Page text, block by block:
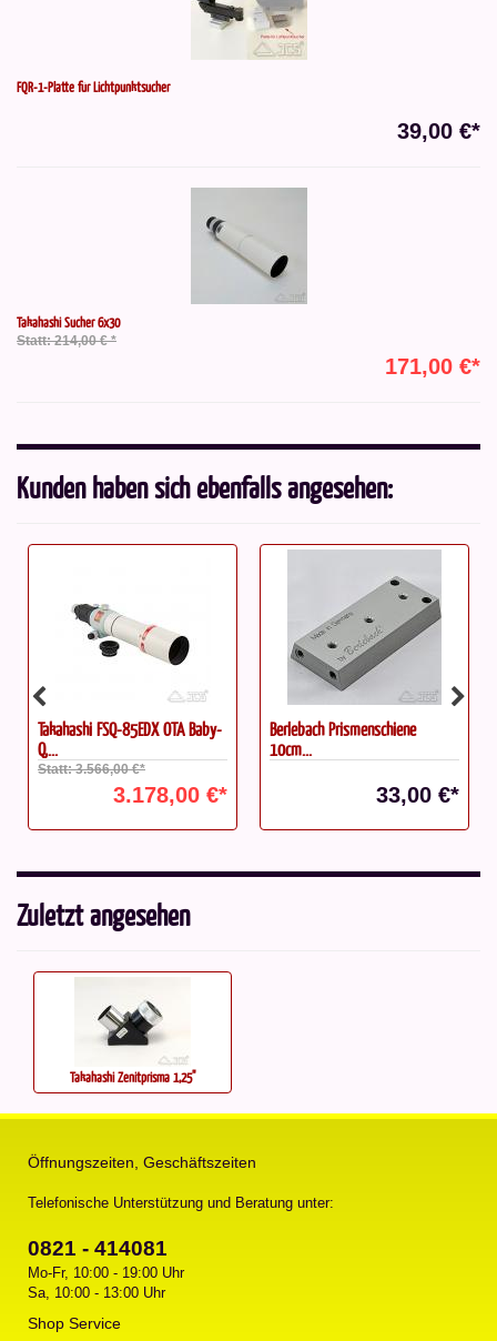
FQR-1-Platte für Lichtpunktsucher
39,00 €*
Takahashi Sucher 6x30
Statt: 214,00 € *
171,00 €*
Kunden haben sich ebenfalls angesehen:
Takahashi FSQ-85EDX OTA Baby-
Q,...
Statt: 3.566,00 €*
3.178,00 €*
Berlebach Prismenschiene
10cm...
33,00 €*
Zuletzt angesehen
Takahashi Zenitprisma 1,25"
Öffnungszeiten, Geschäftszeiten
Telefonische Unterstützung und Beratung unter:
0821 - 414081
Mo-Fr, 10:00 - 19:00 Uhr
Sa, 10:00 - 13:00 Uhr
Shop Service